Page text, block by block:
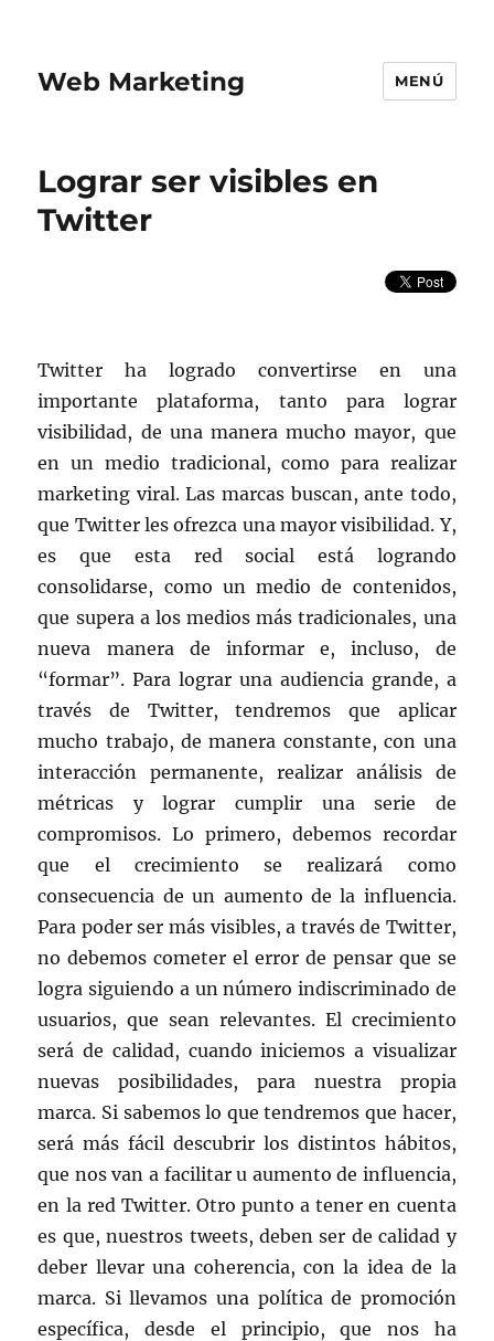
Web Marketing MENÚ
Lograr ser visibles en
Twitter
Twitter ha logrado convertirse en una
importante plataforma, tanto para lograr
visibilidad, de una manera mucho mayor, que
en un medio tradicional, como para realizar
marketing viral. Las marcas buscan, ante todo,
que Twitter les ofrezca una mayor visibilidad. Y,
es que esta red social está logrando
consolidarse, como un medio de contenidos,
que supera a los medios más tradicionales, una
nueva manera de informar e, incluso, de
“formar”. Para lograr una audiencia grande, a
través de Twitter, tendremos que aplicar
mucho trabajo, de manera constante, con una
interacción permanente, realizar análisis de
métricas y lograr cumplir una serie de
compromisos. Lo primero, debemos recordar
que el crecimiento se realizará como
consecuencia de un aumento de la influencia.
Para poder ser más visibles, a través de Twitter,
no debemos cometer el error de pensar que se
logra siguiendo a un número indiscriminado de
usuarios, que sean relevantes. El crecimiento
será de calidad, cuando iniciemos a visualizar
nuevas posibilidades, para nuestra propia
marca. Si sabemos lo que tendremos que hacer,
será más fácil descubrir los distintos hábitos,
que nos van a facilitar u aumento de influencia,
en la red Twitter. Otro punto a tener en cuenta
es que, nuestros tweets, deben ser de calidad y
deber llevar una coherencia, con la idea de la
marca. Si llevamos una política de promoción
específica, desde el principio, que nos ha